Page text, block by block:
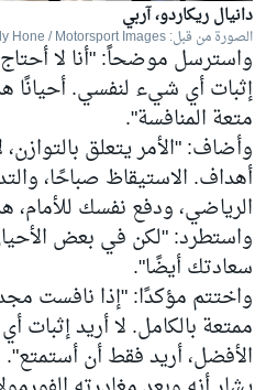
دانيال ريكاردو، آربي
الصورة من قبل: Andy Hone / Motorsport Images
واسترسل موضحاً: "أنا لا
إثبات أي شيء لنفسي. أحيانًا
متعة المنافسة".
وأضاف: "الأمر يتعلق
أهداف. الاستيقاظ صباحًا،
الرياضي، ودفع نفسك للأمام،
واستطرد: "لكن في بعض
سعادتك أيضًا".
واختتم مؤكدًا: "إذا نافست
ممتعة بالكامل. لا أريد
الأفضل، أريد فقط أن أستمتع".